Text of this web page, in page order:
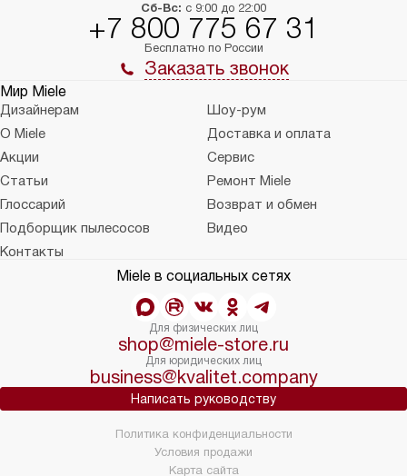
Сб-Вс: с 9:00 до 22:00
+7 800 775 67 31
Бесплатно по России
Заказать звонок
Мир Miele
Дизайнерам
Шоу-рум
О Miele
Доставка и оплата
Акции
Сервис
Статьи
Ремонт Miele
Глоссарий
Возврат и обмен
Подборщик пылесосов
Видео
Контакты
Miele в социальных сетях
Для физических лиц
shop@miele-store.ru
Для юридических лиц
business@kvalitet.company
Написать руководству
Политика конфиденциальности
Условия продажи
Карта сайта